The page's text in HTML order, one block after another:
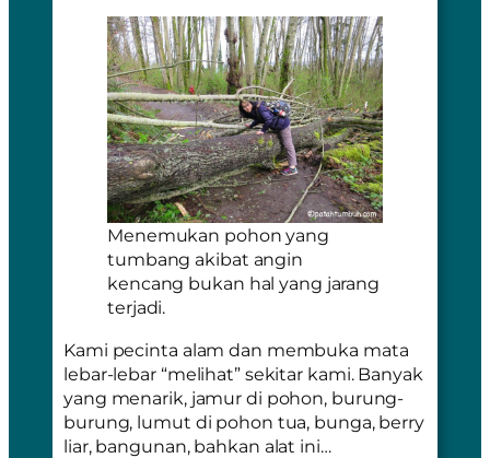
Menemukan pohon yang
tumbang akibat angin
kencang bukan hal yang jarang
terjadi.
Kami pecinta alam dan membuka mata
lebar-lebar “melihat” sekitar kami. Banyak
yang menarik, jamur di pohon, burung-
burung, lumut di pohon tua, bunga, berry
liar, bangunan, bahkan alat ini…